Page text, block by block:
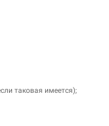
таковая имеется);